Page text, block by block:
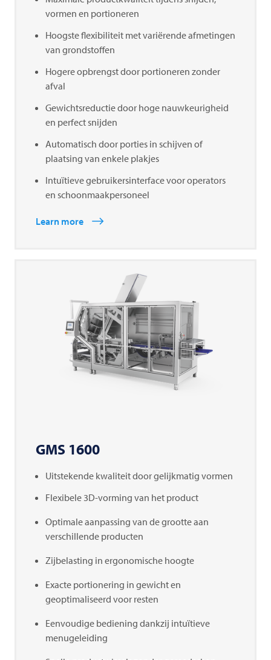
vormen en portioneren
Hoogste flexibiliteit met variërende afmetingen
van grondstoffen
Hogere opbrengst door portioneren zonder
afval
Gewichtsreductie door hoge nauwkeurigheid
en perfect snijden
Automatisch door porties in schijven of
plaatsing van enkele plakjes
Intuïtieve gebruikersinterface voor operators
en schoonmaakpersoneel
Learn more
GMS 1600
Uitstekende kwaliteit door gelijkmatig vormen
Flexibele 3D-vorming van het product
Optimale aanpassing van de grootte aan
verschillende producten
Zijbelasting in ergonomische hoogte
Exacte portionering in gewicht en
geoptimaliseerd voor resten
Eenvoudige bediening dankzij intuïtieve
menugeleiding